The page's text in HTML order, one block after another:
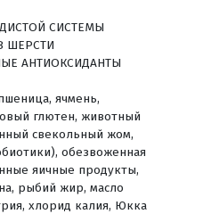
СИСТЕМЫ
ШЕРСТИ
АНТИОКСИДАНТЫ
ячмень,
глютен, животный
свекольный жом,
обезвоженная
яичные продукты,
рыбий жир, масло
хлорид калия, Юкка